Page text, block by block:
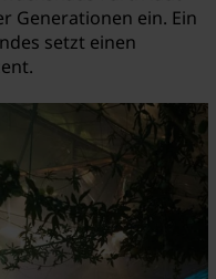
Generationen ein. Ein
setzt einen